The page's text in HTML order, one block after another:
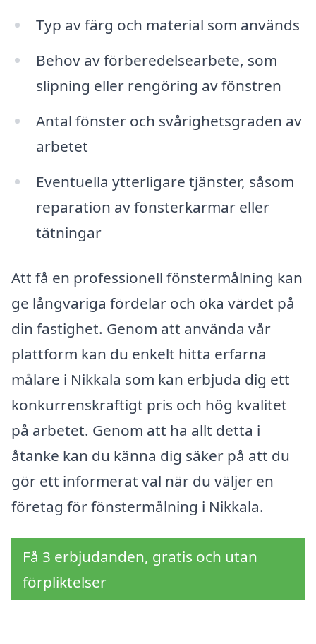
Typ av färg och material som används
Behov av förberedelsearbete, som
slipning eller rengöring av fönstren
Antal fönster och svårighetsgraden av
arbetet
Eventuella ytterligare tjänster, såsom
reparation av fönsterkarmar eller
tätningar
Att få en professionell fönstermålning kan
ge långvariga fördelar och öka värdet på
din fastighet. Genom att använda vår
plattform kan du enkelt hitta erfarna
målare i Nikkala som kan erbjuda dig ett
konkurrenskraftigt pris och hög kvalitet
på arbetet. Genom att ha allt detta i
åtanke kan du känna dig säker på att du
gör ett informerat val när du väljer en
företag för fönstermålning i Nikkala.
Få 3 erbjudanden, gratis och utan
förpliktelser